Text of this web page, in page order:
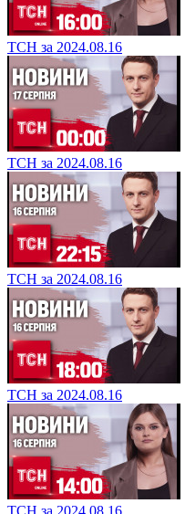
ТСН за 2024.08.16
ТСН за 2024.08.16
ТСН за 2024.08.16
ТСН за 2024.08.16
ТСН за 2024.08.16